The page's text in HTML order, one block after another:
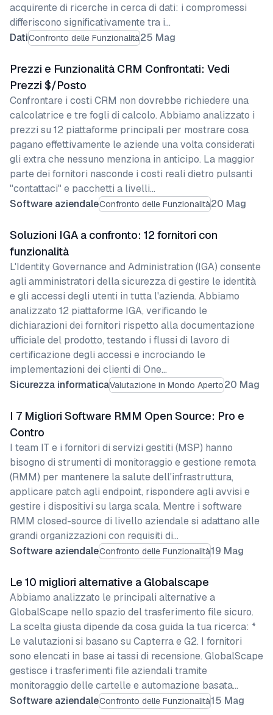
DatiConfronto delle Funzionalità25 Mag
acquirente di ricerche in cerca di dati: i compromessi
differiscono significativamente tra i…
Software aziendaleConfronto delle Funzionalità20 Mag
Prezzi e Funzionalità CRM Confrontati: Vedi
Prezzi $/Posto
Confrontare i costi CRM non dovrebbe richiedere una
calcolatrice e tre fogli di calcolo. Abbiamo analizzato i
prezzi su 12 piattaforme principali per mostrare cosa
pagano effettivamente le aziende una volta considerati
gli extra che nessuno menziona in anticipo. La maggior
parte dei fornitori nasconde i costi reali dietro pulsanti
"contattaci" e pacchetti a livelli…
Sicurezza informaticaValutazione in Mondo Aperto20 Mag
Soluzioni IGA a confronto: 12 fornitori con
funzionalità
L'Identity Governance and Administration (IGA) consente
agli amministratori della sicurezza di gestire le identità
e gli accessi degli utenti in tutta l'azienda. Abbiamo
analizzato 12 piattaforme IGA, verificando le
dichiarazioni dei fornitori rispetto alla documentazione
ufficiale del prodotto, testando i flussi di lavoro di
certificazione degli accessi e incrociando le
implementazioni dei clienti di One…
Software aziendaleConfronto delle Funzionalità19 Mag
I 7 Migliori Software RMM Open Source: Pro e
Contro
I team IT e i fornitori di servizi gestiti (MSP) hanno
bisogno di strumenti di monitoraggio e gestione remota
(RMM) per mantenere la salute dell'infrastruttura,
applicare patch agli endpoint, rispondere agli avvisi e
gestire i dispositivi su larga scala. Mentre i software
RMM closed-source di livello aziendale si adattano alle
grandi organizzazioni con requisiti di…
Software aziendaleConfronto delle Funzionalità15 Mag
Le 10 migliori alternative a Globalscape
Abbiamo analizzato le principali alternative a
GlobalScape nello spazio del trasferimento file sicuro.
La scelta giusta dipende da cosa guida la tua ricerca: *
Le valutazioni si basano su Capterra e G2. I fornitori
sono elencati in base ai tassi di recensione. GlobalScape
gestisce i trasferimenti file aziendali tramite
monitoraggio delle cartelle e automazione basata…